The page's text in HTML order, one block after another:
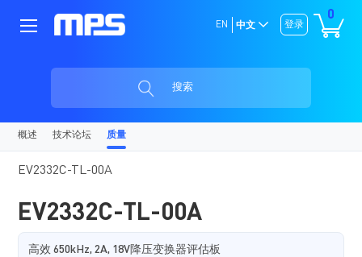
0
登录
EN 中文
搜索
概述 技术论坛 质量
EV2332C-TL-00A
EV2332C-TL-00A
高效 650kHz, 2A, 18V降压变换器评估板